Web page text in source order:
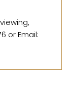
or Email: